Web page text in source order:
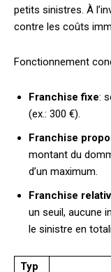
petits sinistres. À
contre les coûts
Fonctionnement
Franchise fixe:
(ex.: 300 €).
Franchise
montant du
d’un maximum.
Franchise
un seuil, aucune
le sinistre en
Typ